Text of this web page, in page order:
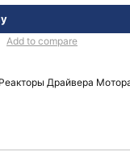
Add to compare
Драйвера